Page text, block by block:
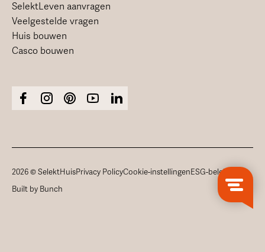
SelektLeven aanvragen
Veelgestelde vragen
Huis bouwen
Casco bouwen
2026 © SelektHuisPrivacy PolicyCookie-instellingenESG-beleid
Built by Bunch